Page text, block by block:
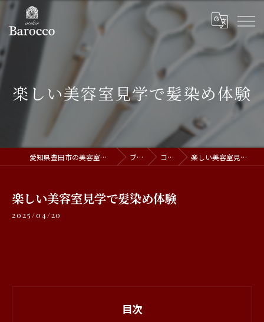
楽しい美容室見学で髪染め体験
愛知県豊田市の美容室ならatelier Barocco ブログ コラム 楽しい美容室見学で髪染め体験
楽しい美容室見学で髪染め体験
2025/04/20
目次